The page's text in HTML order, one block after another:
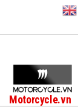
Motorcycle.vn